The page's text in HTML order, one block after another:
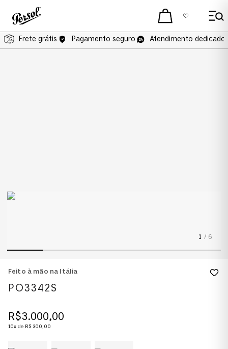
Frete grátis Pagamento seguro Atendimento dedicado
1 / 6
Feito à mão na Itália
PO3342S
R$3.000,00
10x de R$ 300,00